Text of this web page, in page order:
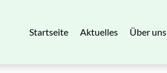
Startseite Aktuelles Über uns